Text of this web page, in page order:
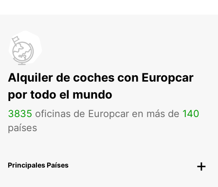
Alquiler de coches con Europcar
por todo el mundo
3835 oficinas de Europcar en más de 140
países
Principales Países